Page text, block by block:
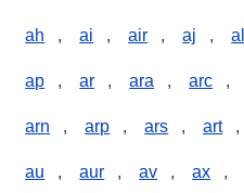
ah , ai , air , aj , al
ap , ar , ara , arc ,
arn , arp , ars , art ,
au , aur , av , ax ,